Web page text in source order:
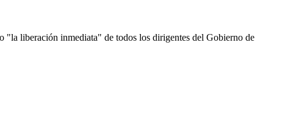
"la liberación inmediata" de todos los dirigentes del Gobierno de